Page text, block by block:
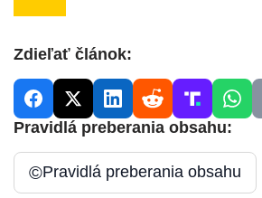
Zdieľať článok:
Pravidlá preberania obsahu:
©Pravidlá preberania obsahu